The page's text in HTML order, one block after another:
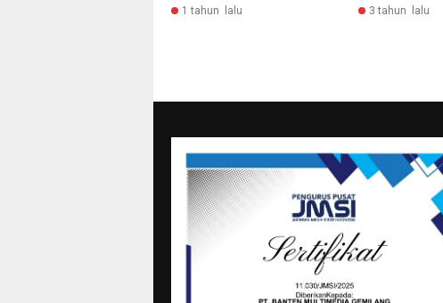
1 tahun lalu 3 tahun lalu